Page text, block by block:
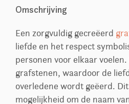
Omschrijving
Een zorgvuldig gecreëerd
liefde en het respect
personen voor elkaar
grafstenen, waardoor de
overledene wordt geëerd.
mogelijkheid om de naam